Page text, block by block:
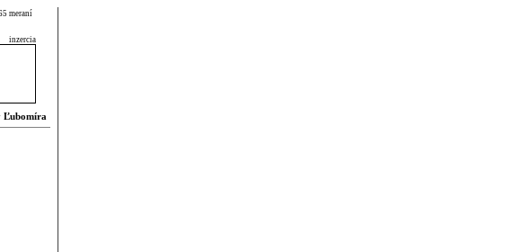
meraní
inzercia
Ľubomíra